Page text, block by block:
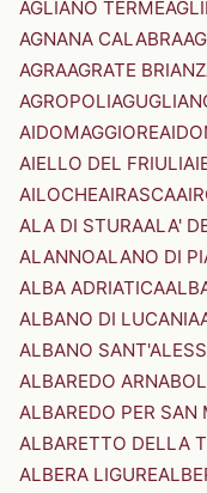
AGLIANO TERME
AGNANA CALABRA
AGRAAGRATE
AGROPOLI
AIDOMAGGIORE
AIELLO DEL FRIULI
AILOCHEAIRASCA
ALA DI STURAALA'
ALANNOALANO DI
ALBA ADRIATICA
ALBANO DI LUCANIA
ALBANO
ALBAREDO
ALBAREDO PER SAN
ALBARETTO DELLA
ALBERA LIGURE